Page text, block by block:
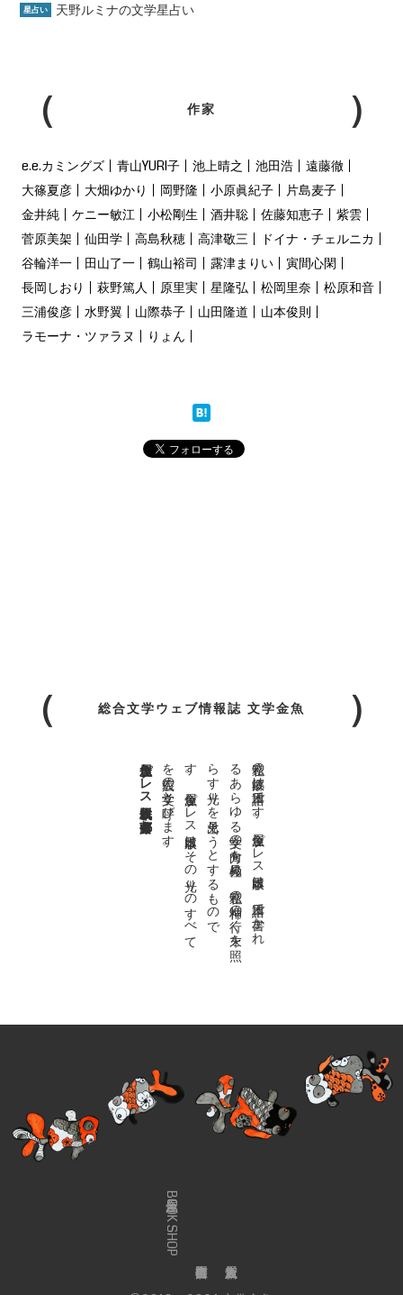
星占い 天野ルミナの文学星占い
作家
e.e.カミングズ 青山YURI子 池上晴之 池田浩
遠藤徹
大篠夏彦
大畑ゆかり 岡野隆 小原眞紀子
片島麦子
金井純
ケニー敏江 小松剛生 酒井聡 佐藤知恵子
紫雲
菅原美架
仙田学 高島秋穂 高津敬三
ドイナ・チェルニカ
谷輪洋一
田山了一 鶴山裕司 露津まりい
寅間心閑
長岡しおり
萩野篤人 原里実 星隆弘 松岡里奈
松原和音
三浦俊彦
水野翼 山際恭子 山田隆道
山本俊則
ラモーナ・ツァラヌ
りょん
総合文学ウェブ情報誌 文学金魚
私達の
故郷は
日本語で
す
。
金魚屋プ
レ
ス
日本版は
、
日本語で
書か
れ
る
あ
ら
ゆ
る
文学の
方向を
見極め
、
私達の
精神の
行く
末を
照
ら
す
光り
を
見出そ
う
と
す
る
も
の
で
す
。
金魚屋プ
レ
ス
日本版は
そ
の
光り
の
す
べ
て
を
広義の
文学と
呼び
ま
す
。
金魚屋プレス日本版代表 齋藤都
金魚屋BOOK SHOP